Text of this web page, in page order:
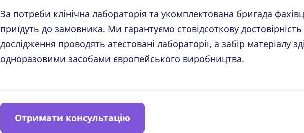
За потреби клінічна лабораторія та укомплектована бригада
приїдуть до замовника. Ми гарантуємо стовідсоткову
дослідження проводять атестовані лабораторії, а забір матеріалу
одноразовими засобами європейського виробництва.
Отримати консультацію